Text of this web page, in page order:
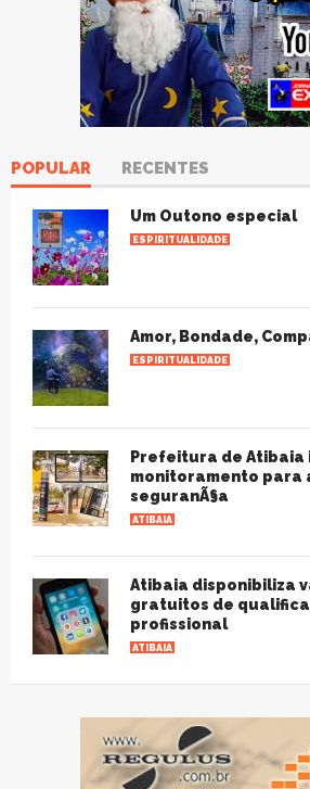
POPULAR RECENTES
Um Outono especial
ESPIRITUALIDADE
Amor, Bondade,
ESPIRITUALIDADE
Prefeitura de
monitoramento para
seguranÃ§a
ATIBAIA
Atibaia disponibiliza
gratuitos de
profissional
ATIBAIA